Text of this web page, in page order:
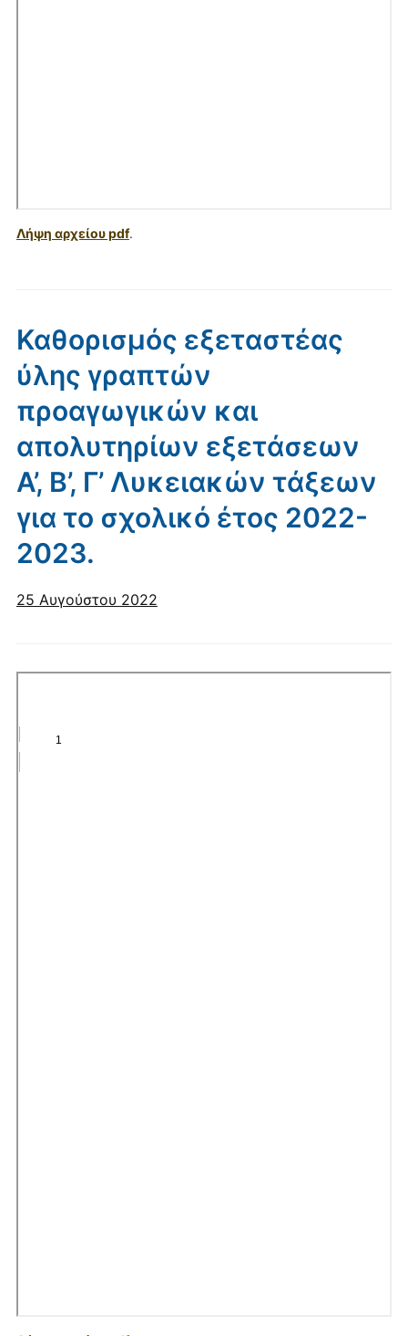
Λήψη αρχείου pdf.
Καθορισμός εξεταστέας
ύλης γραπτών
προαγωγικών και
απολυτηρίων εξετάσεων
Α’, Β’, Γ’ Λυκειακών τάξεων
για το σχολικό έτος 2022-
2023.
25 Αυγούστου 2022